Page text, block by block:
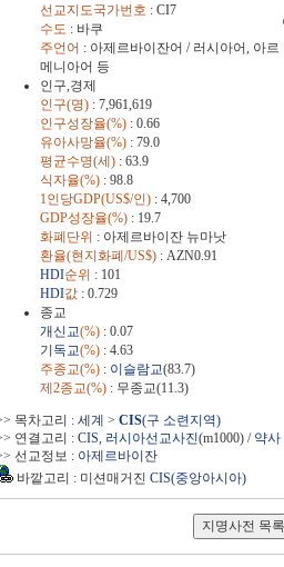
선교지도국가번호 : CI7
수도 : 바쿠
주언어 : 아제르바이잔어 / 러시아어, 아르
메니아어 등
인구,경제
인구(명): 7,961,619
인구성장율(%): 0.66
유아사망율(%): 79.0
평균수명(세): 63.9
식자율(%): 98.8
1인당GDP(US$/인): 4,700
GDP성장율(%): 19.7
화폐단위 : 아제르바이잔 뉴마낫
환율(현지화폐/US$): AZN0.91
HDI순위 : 101
HDI값: 0.729
종교
개신교(%): 0.07
기독교(%): 4.63
주종교(%): 이슬람교(83.7)
제2종교(%): 무종교(11.3)
목차고리 : 세계 > CIS(구 소련지역)
연결고리 : CIS, 러시아선교사진(m1000) / 약사
선교정보 : 아제르바이잔
바깥고리 : 미션매거진 CIS(중앙아시아)